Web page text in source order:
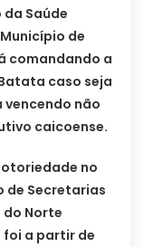
Saúde
de
comandando a
caso seja
vencendo não
caicoense.
no
de Secretarias
do Norte
foi a partir de